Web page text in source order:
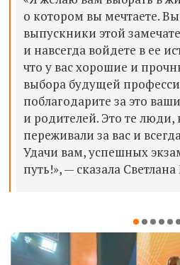
о котором вы мечтаете.
выпускники этой
и навсегда войдете в ее
что у вас хорошие и
выбора будущей
поблагодарите за это
и родителей. Это те
переживали за вас и
Удачи вам, успешных
путь!», — сказала